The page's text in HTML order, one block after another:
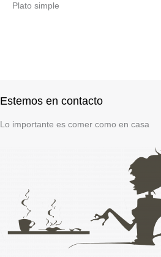
Plato simple
Estemos en contacto
Lo importante es comer como en casa